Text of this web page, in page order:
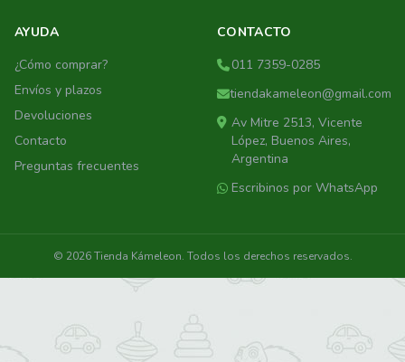
AYUDA
¿Cómo comprar?
Envíos y plazos
Devoluciones
Contacto
Preguntas frecuentes
CONTACTO
011 7359-0285
tiendakameleon@gmail.com
Av Mitre 2513, Vicente
López, Buenos Aires,
Argentina
Escribinos por WhatsApp
© 2026 Tienda Kámeleon. Todos los derechos reservados.